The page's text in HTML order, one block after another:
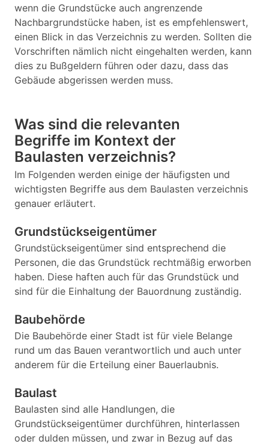
wenn die Grundstücke auch angrenzende
Nachbargrundstücke haben, ist es empfehlenswert,
einen Blick in das Verzeichnis zu werden. Sollten die
Vorschriften nämlich nicht eingehalten werden, kann
dies zu Bußgeldern führen oder dazu, dass das
Gebäude abgerissen werden muss.
Was sind die relevanten
Begriffe im Kontext der
Baulasten verzeichnis?
Im Folgenden werden einige der häufigsten und
wichtigsten Begriffe aus dem Baulasten verzeichnis
genauer erläutert.
Grundstückseigentümer
Grundstückseigentümer sind entsprechend die
Personen, die das Grundstück rechtmäßig erworben
haben. Diese haften auch für das Grundstück und
sind für die Einhaltung der Bauordnung zuständig.
Baubehörde
Die Baubehörde einer Stadt ist für viele Belange
rund um das Bauen verantwortlich und auch unter
anderem für die Erteilung einer Bauerlaubnis.
Baulast
Baulasten sind alle Handlungen, die
Grundstückseigentümer durchführen, hinterlassen
oder dulden müssen, und zwar in Bezug auf das